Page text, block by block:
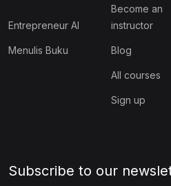
Entrepreneur AI
Menulis Buku
Become an
instructor
Blog
All courses
Sign up
Subscribe to our